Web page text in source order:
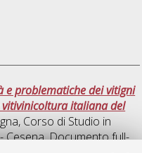
e problematiche dei vitigni
italiana del
Corso di Studio in
Cesena, Documento full-